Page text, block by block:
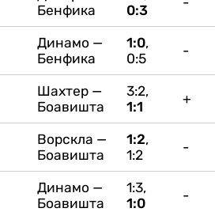
Бенфика
0:3
Динамо —
Бенфика
1:0,
0:5
-
Шахтер —
Боавишта
3:2,
1:1
+
Ворскла —
Боавишта
1:2,
1:2
-
Динамо —
Боавишта
1:3,
1:0
-